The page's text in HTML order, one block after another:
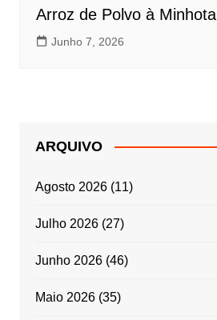
Arroz de Polvo à Minhota
Junho 7, 2026
ARQUIVO
Agosto 2026(11)
Julho 2026(27)
Junho 2026(46)
Maio 2026(35)